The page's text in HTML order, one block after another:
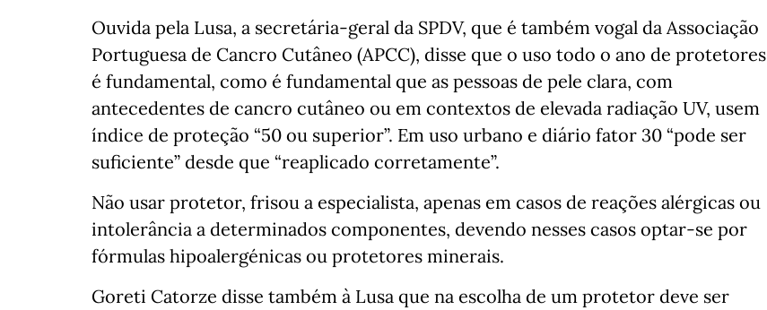
Ouvida pela Lusa, a secretária-geral da SPDV, que é também vogal da Associação
Portuguesa de Cancro Cutâneo (APCC), disse que o uso todo o ano de protetores
é fundamental, como é fundamental que as pessoas de pele clara, com
antecedentes de cancro cutâneo ou em contextos de elevada radiação UV, usem
índice de proteção “50 ou superior”. Em uso urbano e diário fator 30 “pode ser
suficiente” desde que “reaplicado corretamente”.
Não usar protetor, frisou a especialista, apenas em casos de reações alérgicas ou
intolerância a determinados componentes, devendo nesses casos optar-se por
fórmulas hipoalergénicas ou protetores minerais.
Goreti Catorze disse também à Lusa que na escolha de um protetor deve ser